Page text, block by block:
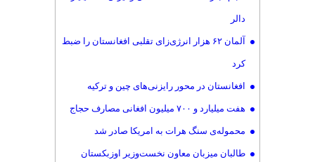
نخستین قطار باری چین از مسیر ایران به هرات
موج تازه بازگشت و اخراج پناهجویان از پاکستان
ولسوالی یفتل بدخشان برای ساعاتی سقوط کرد
موج گرمای بالای ۴۵ درجه به افغانستان رسید
پنجمین نشست کمیته‌ مشترک قنسولی ایران و
دالر
آلمان ۶۲ هزار انرژی‌زای تقلبی افغانستان را ضبط
کرد
افغانستان در محور رایزنی‌های چین و ترکیه
هفت میلیارد و ۷۰۰ میلیون افغانی مصارف حجاج
محموله‌ی سنگ هرات به امریکا صادر شد
طالبان میزبان معاون نخست‌وزیر اوزبکستان